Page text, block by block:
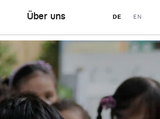
Über uns DE EN